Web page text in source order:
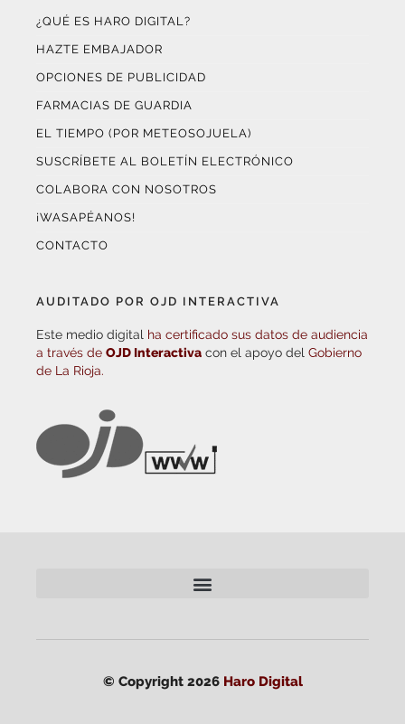
¿QUÉ ES HARO DIGITAL?
HAZTE EMBAJADOR
OPCIONES DE PUBLICIDAD
FARMACIAS DE GUARDIA
EL TIEMPO (POR METEOSOJUELA)
SUSCRÍBETE AL BOLETÍN ELECTRÓNICO
COLABORA CON NOSOTROS
¡WASAPÉANOS!
CONTACTO
AUDITADO POR OJD INTERACTIVA
Este medio digital ha certificado sus datos de audiencia
a través de OJD Interactiva con el apoyo del Gobierno
de La Rioja.
© Copyright 2026 Haro Digital